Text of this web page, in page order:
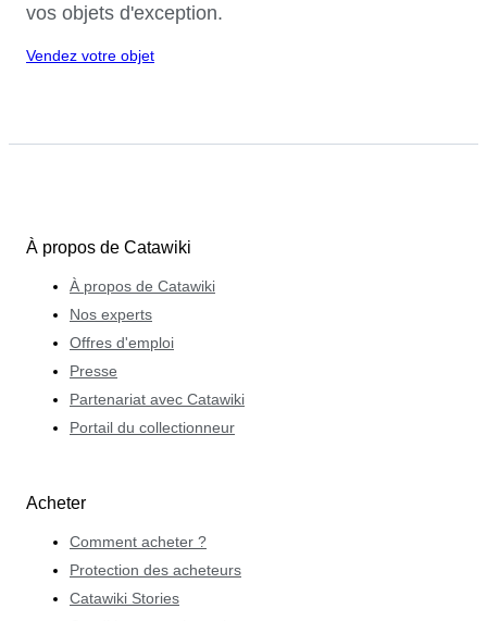
vos objets d'exception.
Vendez votre objet
À propos de Catawiki
À propos de Catawiki
Nos experts
Offres d'emploi
Presse
Partenariat avec Catawiki
Portail du collectionneur
Acheter
Comment acheter ?
Protection des acheteurs
Catawiki Stories